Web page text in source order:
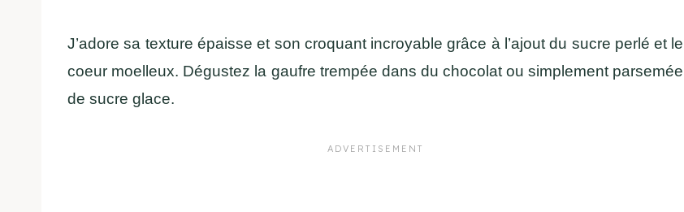
J’adore sa texture épaisse et son croquant incroyable grâce à l’ajout du sucre perlé et le
coeur moelleux. Dégustez la gaufre trempée dans du chocolat ou simplement parsemée
de sucre glace.